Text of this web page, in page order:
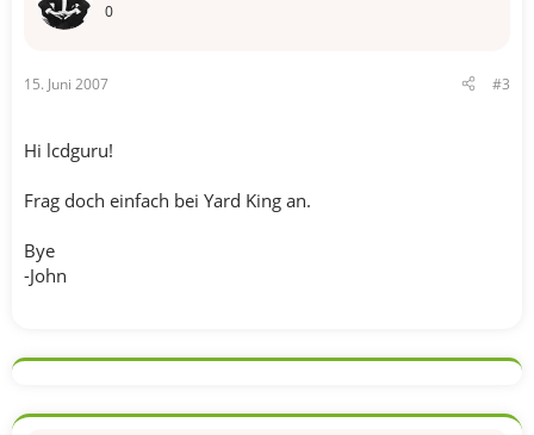
0
15. Juni 2007 #3
Hi lcdguru!
Frag doch einfach bei Yard King an.
Bye
-John